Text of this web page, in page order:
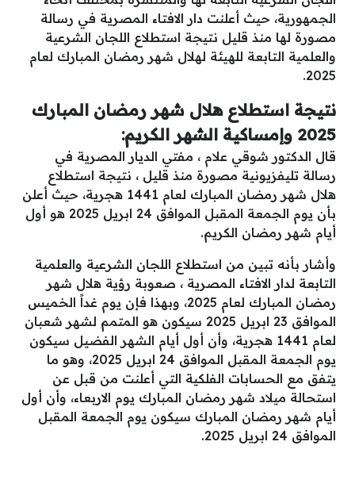
الجمهورية، حيث أعلنت دار الافتاء المصرية في رسالة
مصورة لها منذ قليل نتيجة استطلاع اللجان الشرعية
والعلمية التابعة للهيئة لهلال شهر رمضان المبارك لعام
2025.
نتيجة استطلاع هلال شهر رمضان المبارك
2025 وإمساكية الشهر الكريم:
قال الدكتور شوقي علام ، مفتي الديار المصرية في
رسالة تليفزيونية مصورة منذ قليل ، نتيجة استطلاع
هلال شهر رمضان المبارك لعام 1441 هجرية، حيث أعلن
بأن يوم الجمعة المقبل الموافق 24 ابريل 2025 هو أول
أيام شهر رمضان الكريم.
وأشار بأنه تبين من استطلاع اللجان الشرعية والعلمية
التابعة لدار الافتاء المصرية ، صعوبة رؤية هلال شهر
رمضان المبارك لعام 2025، وبهذا فإن يوم غداً الخميس
الموافق 23 ابريل 2025 سيكون هو المتمم لشهر شعبان
لعام 1441 هجرية، وأن أول أيام الشهر الفضيل سيكون
يوم الجمعة المقبل الموافق 24 ابريل 2025، وهو ما
يتفق مع الحسابات الفلكية التي أعلنت من قبل عن
استحالة ميلاد شهر رمضان المبارك يوم الاربعاء، وأن أول
أيام شهر رمضان المبارك سيكون يوم الجمعة المقبل
الموافق 24 ابريل 2025.